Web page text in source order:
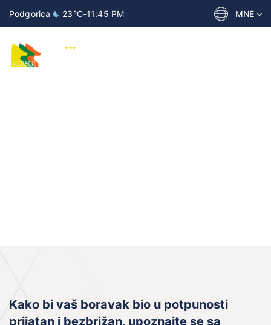
Podgorica 23°C-11:45 PM MNE
Kako bi vaš boravak bio u potpunosti
prijatan i bezbrižan, upoznajte se sa